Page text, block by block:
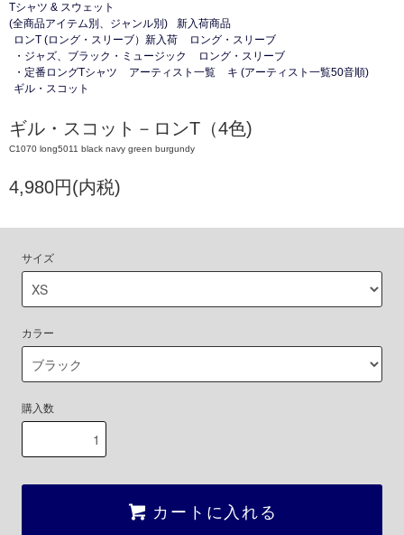
Tシャツ & スウェット
(全商品アイテム別、ジャンル別)
新入荷商品
ロンT (ロング・スリーブ）新入荷
ロング・スリーブ
・ジャズ、ブラック・ミュージック
ロング・スリーブ
・定番ロングTシャツ
アーティスト一覧
キ (アーティスト一覧50音順)
ギル・スコット
ギル・スコット－ロンT（4色)
C1070 long5011 black navy green burgundy
4,980円(内税)
サイズ
カラー
購入数
カートに入れる